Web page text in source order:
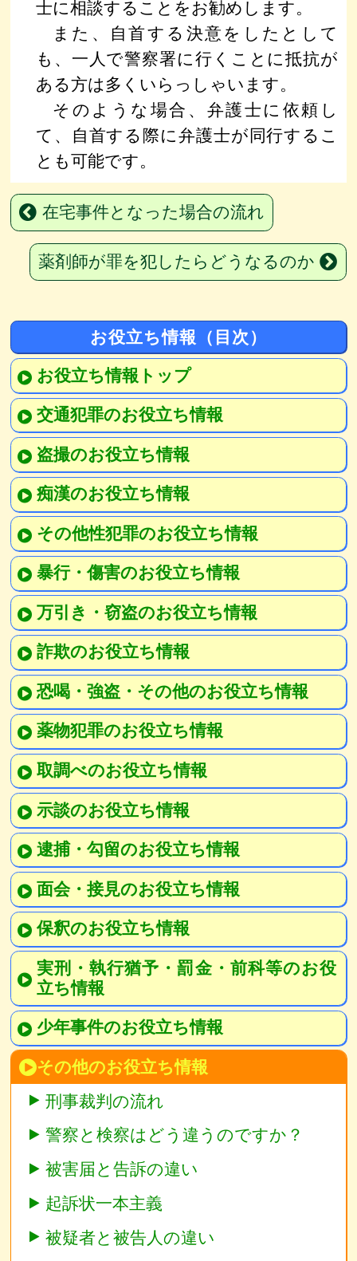
士に相談することをお勧めします。
また、自首する決意をしたとして
も、一人で警察署に行くことに抵抗が
ある方は多くいらっしゃいます。
そのような場合、弁護士に依頼し
て、自首する際に弁護士が同行するこ
とも可能です。
在宅事件となった場合の流れ
薬剤師が罪を犯したらどうなるのか
お役立ち情報（目次）
お役立ち情報トップ
交通犯罪のお役立ち情報
盗撮のお役立ち情報
痴漢のお役立ち情報
その他性犯罪のお役立ち情報
暴行・傷害のお役立ち情報
万引き・窃盗のお役立ち情報
詐欺のお役立ち情報
恐喝・強盗・その他のお役立ち情報
薬物犯罪のお役立ち情報
取調べのお役立ち情報
示談のお役立ち情報
逮捕・勾留のお役立ち情報
面会・接見のお役立ち情報
保釈のお役立ち情報
実刑・執行猶予・罰金・前科等のお役
立ち情報
少年事件のお役立ち情報
その他のお役立ち情報
刑事裁判の流れ
警察と検察はどう違うのですか？
被害届と告訴の違い
起訴状一本主義
被疑者と被告人の違い